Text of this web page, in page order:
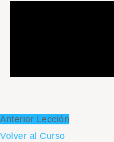
Anterior Lección
Volver al Curso